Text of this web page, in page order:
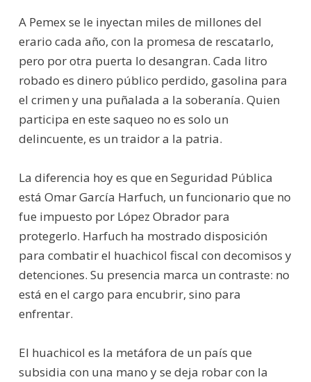
A Pemex se le inyectan miles de millones del
erario cada año, con la promesa de rescatarlo,
pero por otra puerta lo desangran. Cada litro
robado es dinero público perdido, gasolina para
el crimen y una puñalada a la soberanía. Quien
participa en este saqueo no es solo un
delincuente, es un traidor a la patria.
La diferencia hoy es que en Seguridad Pública
está Omar García Harfuch, un funcionario que no
fue impuesto por López Obrador para
protegerlo. Harfuch ha mostrado disposición
para combatir el huachicol fiscal con decomisos y
detenciones. Su presencia marca un contraste: no
está en el cargo para encubrir, sino para
enfrentar.
El huachicol es la metáfora de un país que
subsidia con una mano y se deja robar con la